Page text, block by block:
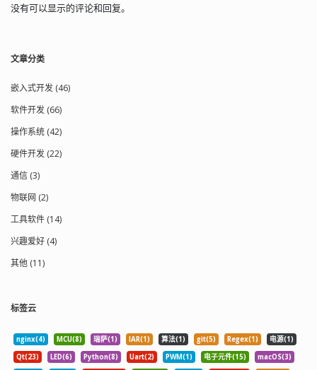
没有可以显示的评论和回复。
文章分类
嵌入式开发 (46)
软件开发 (66)
操作系统 (42)
硬件开发 (22)
通信 (3)
物联网 (2)
工具软件 (14)
兴趣爱好 (4)
其他 (11)
标签云
nginx(4) MCU(8) 瑞萨(1) IAR(1) 算法(1) git(5) Regex(1)
电源(1)
Qt(23)
LED(6) Python(8) Uart(2) PWM(1) 电子元件(15)
macOS(3)